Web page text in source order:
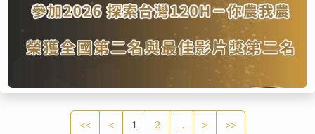
<< < 1 2 ... > >>